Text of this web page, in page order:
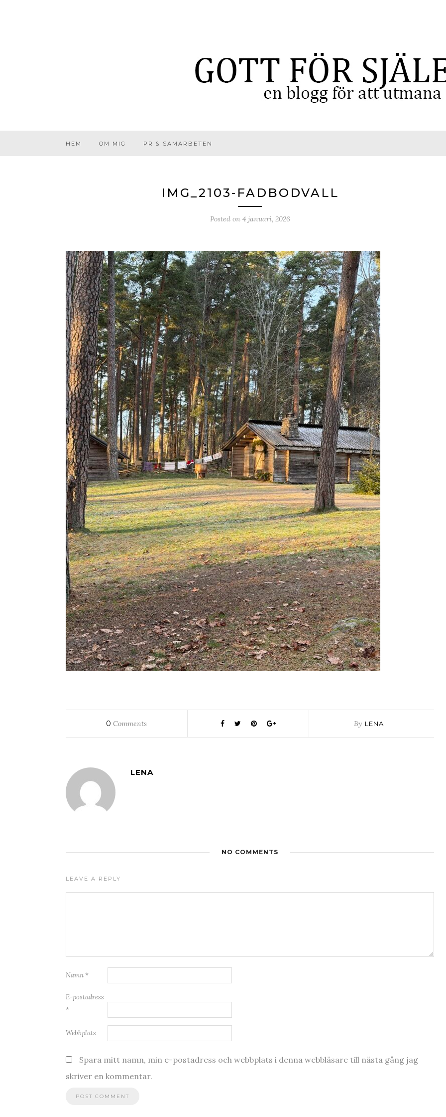
HEM OM MIG PR & SAMARBETEN
IMG_2103-FADBODVALL
Posted on 4 januari, 2026
0 Comments By LENA
LENA
NO COMMENTS
LEAVE A REPLY
Namn *
E-postadress
*
Webbplats
Spara mitt namn, min e-postadress och webbplats i denna webbläsare till nästa gång jag
skriver en kommentar.